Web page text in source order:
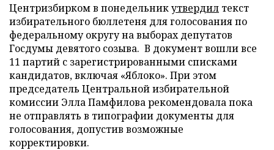
Центризбирком в понедельникутвердил текст
избирательного бюллетеня для голосования по
федеральному округу на выборах депутатов
Госдумы девятого созыва. В документ вошли все
11 партий с зарегистрированными списками
кандидатов, включая «Яблоко». При этом
председатель Центральной избирательной
комиссии Элла Памфилова рекомендовала пока
не отправлять в типографии документы для
голосования, допустив возможные
корректировки.